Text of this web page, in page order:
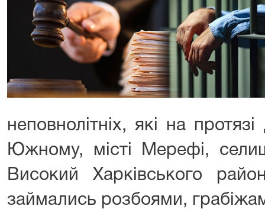
неповнолітніх, які на
Южному, місті Мерефі,
Високий Харківського
займались розбоями,